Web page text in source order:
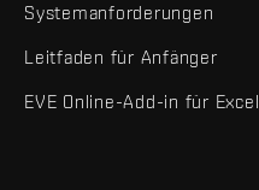
Systemanforderungen
Leitfaden für Anfänger
EVE Online-Add-in für Excel